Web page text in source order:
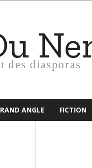
des diasporas
ANGLE FICTION